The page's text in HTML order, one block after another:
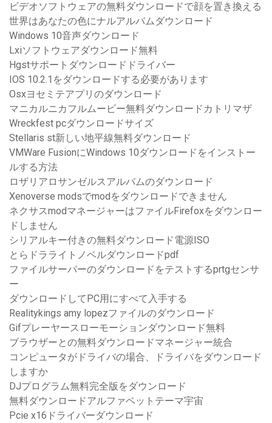
ビデオソフトウェアの無料ダウンロードで顔を置き換える
世界はあなたの色にナルアルバムダウンロード
Windows 10音声ダウンロード
Lxiソフトウェアダウンロード無料
Hgstサポートダウンロードドライバー
IOS 10.2.1をダウンロードする必要があります
Osxヨセミテアプリのダウンロード
マニカルニカフルムービー無料ダウンロードカトリマザ
Wreckfest pcダウンロードサイズ
Stellaris st新しい地平線無料ダウンロード
VMWare FusionにWindows 10ダウンロードをインストー
ルする方法
ロザリアロサンゼルスアルバムのダウンロード
Xenoverse modsでmodをダウンロードできません
ネクサスmodマネージャーはファイルFirefoxをダウンロー
ドしません
シリアルキー付きの無料ダウンロード電源ISO
とらドラライトノベルダウンロードpdf
ファイルサーバーのダウンロードをテストするprtgセンサ
ー
ダウンロードしてPC用にすべて入手する
Realitykings amy lopezファイルのダウンロード
Gifプレーヤースローモーションダウンロード無料
ブラウザーとの無料ダウンロードマネージャー統合
コンピュータがドライバの場合、ドライバをダウンロード
しますか
DJプログラム無料完全版をダウンロード
無料ダウンロードアルファベットテーマ宇宙
Pcie x16ドライバーダウンロード